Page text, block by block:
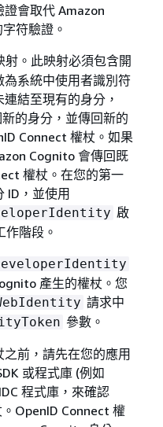
會取代 Amazon
符驗證。
射。此映射必須包含開
系統中使用者識別符
結至現有的身分，
的身分，並傳回新的
Connect 權杖。如果
Cognito 會傳回既
權杖。在您的第一
ID，並使用
啟
階段。
產生的權杖。您
請求中
參數。
前，請先在您的應用
或程式庫 (例如
程式庫，來確認
OpenID Connect 權